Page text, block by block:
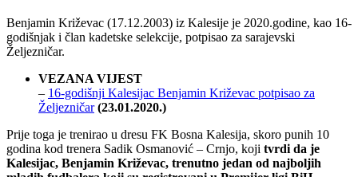
Benjamin Križevac (17.12.2003) iz Kalesije je 2020.godine, kao 16-
godišnjak i član kadetske selekcije, potpisao za sarajevski
Željezničar.
VEZANA VIJEST
– 16-godišnji Kalesijac Benjamin Križevac potpisao za
Željezničar (23.01.2020.)
Prije toga je trenirao u dresu FK Bosna Kalesija, skoro punih 10
godina kod trenera Sadik Osmanović – Crnjo, koji tvrdi da je
Kalesijac, Benjamin Križevac, trenutno jedan od najboljih